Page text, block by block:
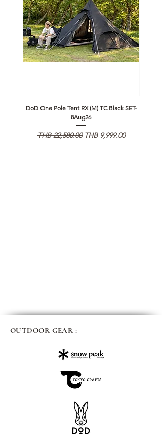
DoD One Pole Tent RX (M) TC Black SET-
8Aug26
일반가
THB 22,580.00 할인가
THB 9,999.00
OUTDOOR GEAR :